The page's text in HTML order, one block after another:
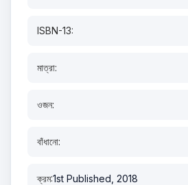
ISBN-13:
মাত্রা:
ওজন:
বাঁধানো:
ক্রম:1st Published, 2018